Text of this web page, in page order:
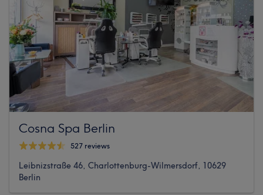
Cosna Spa Berlin
527 reviews
Leibnizstraße 46, Charlottenburg-Wilmersdorf, 10629
Berlin